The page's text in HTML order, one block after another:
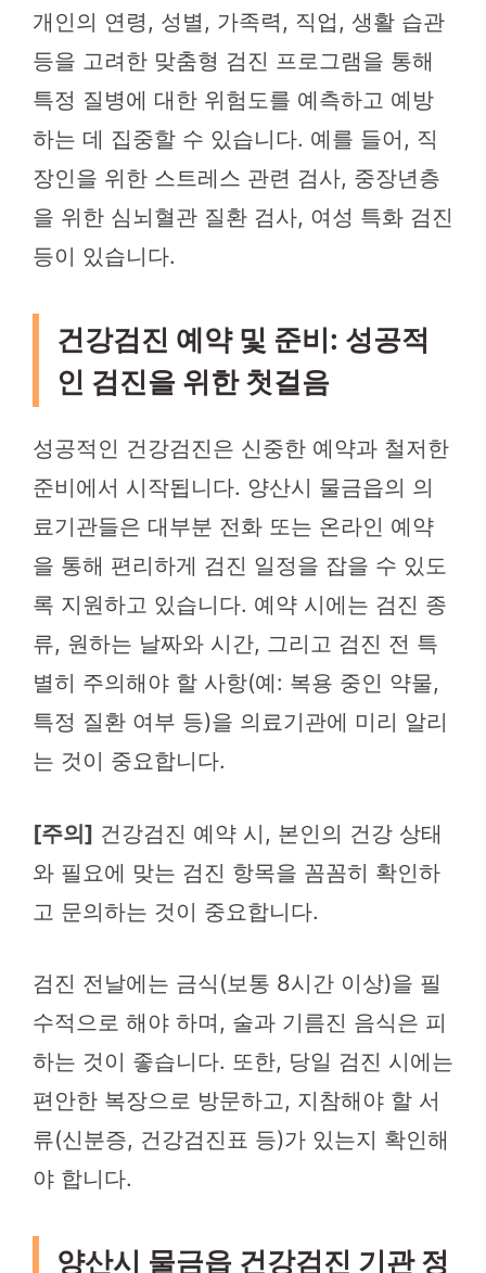
개인의 연령, 성별, 가족력, 직업, 생활 습관
등을 고려한 맞춤형 검진 프로그램을 통해
특정 질병에 대한 위험도를 예측하고 예방
하는 데 집중할 수 있습니다. 예를 들어, 직
장인을 위한 스트레스 관련 검사, 중장년층
을 위한 심뇌혈관 질환 검사, 여성 특화 검진
등이 있습니다.
건강검진 예약 및 준비: 성공적
인 검진을 위한 첫걸음
성공적인 건강검진은 신중한 예약과 철저한
준비에서 시작됩니다. 양산시 물금읍의 의
료기관들은 대부분 전화 또는 온라인 예약
을 통해 편리하게 검진 일정을 잡을 수 있도
록 지원하고 있습니다. 예약 시에는 검진 종
류, 원하는 날짜와 시간, 그리고 검진 전 특
별히 주의해야 할 사항(예: 복용 중인 약물,
특정 질환 여부 등)을 의료기관에 미리 알리
는 것이 중요합니다.
[주의] 건강검진 예약 시, 본인의 건강 상태
와 필요에 맞는 검진 항목을 꼼꼼히 확인하
고 문의하는 것이 중요합니다.
검진 전날에는 금식(보통 8시간 이상)을 필
수적으로 해야 하며, 술과 기름진 음식은 피
하는 것이 좋습니다. 또한, 당일 검진 시에는
편안한 복장으로 방문하고, 지참해야 할 서
류(신분증, 건강검진표 등)가 있는지 확인해
야 합니다.
양산시 물금읍 건강검진 기관 정